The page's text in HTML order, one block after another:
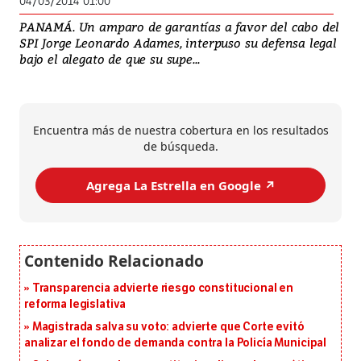
PANAMÁ. Un amparo de garantías a favor del cabo del
SPI Jorge Leonardo Adames, interpuso su defensa legal
bajo el alegato de que su supe...
Encuentra más de nuestra cobertura en los resultados
de búsqueda.
Agrega La Estrella en Google ↗️
Transparencia advierte riesgo constitucional en
reforma legislativa
Magistrada salva su voto: advierte que Corte evitó
analizar el fondo de demanda contra la Policía Municipal